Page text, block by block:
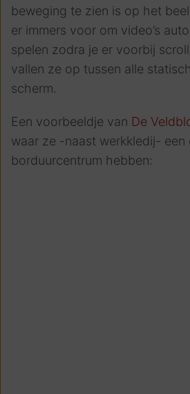
beweging te zien is op het
er immers voor om video’s
spelen zodra je er voorbij
vallen ze op tussen alle
scherm.
Een voorbeeldje van De
waar ze -naast werkkledij- een
borduurcentrum hebben: